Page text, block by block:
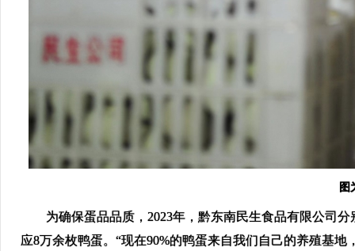
图
为确保蛋品品质，2023年，黔东南民生食品有限公司分
应8万余枚鸭蛋。“现在90%的鸭蛋来自我们自己的养殖基